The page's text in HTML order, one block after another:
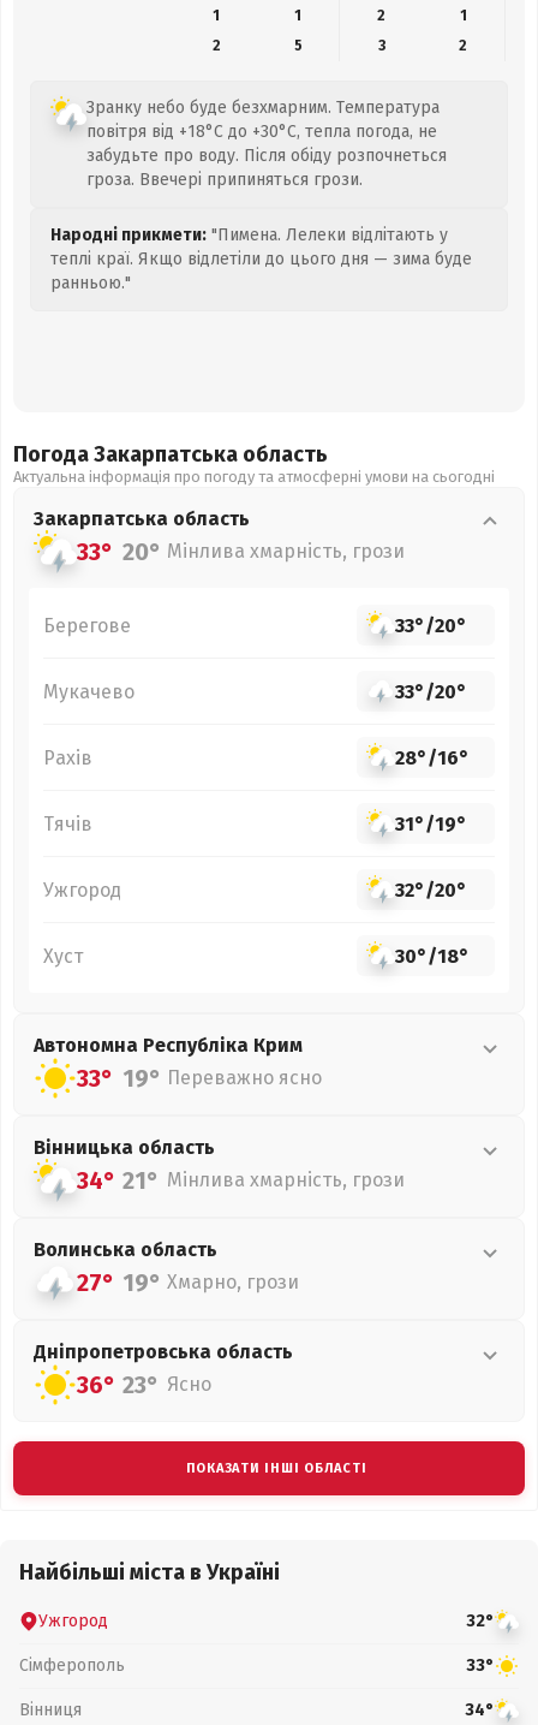
1
1 2
1
2
5 3 2
Зранку небо буде безхмарним. Температура
повітря від +18°C до +30°C, тепла погода, не
забудьте про воду. Після обіду розпочнеться
гроза. Ввечері припиняться грози.
Народні прикмети: "Пимена. Лелеки відлітають у
теплі краї. Якщо відлетіли до цього дня — зима буде
ранньою."
Погода Закарпатська область
Актуальна інформація про погоду та атмосферні умови на сьогодні
Закарпатська область
33° 20° Мінлива хмарність, грози
Берегове 33°/20°
Мукачево 33°/20°
Рахів 28°/16°
Тячів 31°/19°
Ужгород 32°/20°
Хуст 30°/18°
Автономна Республіка Крим
33° 19° Переважно ясно
Вінницька область
34° 21° Мінлива хмарність, грози
Волинська область
27° 19° Хмарно, грози
Дніпропетровська область
36° 23° Ясно
ПОКАЗАТИ ІНШІ ОБЛАСТІ
Найбільші міста в Україні
Ужгород 32°
Сімферополь 33°
Вінниця 34°